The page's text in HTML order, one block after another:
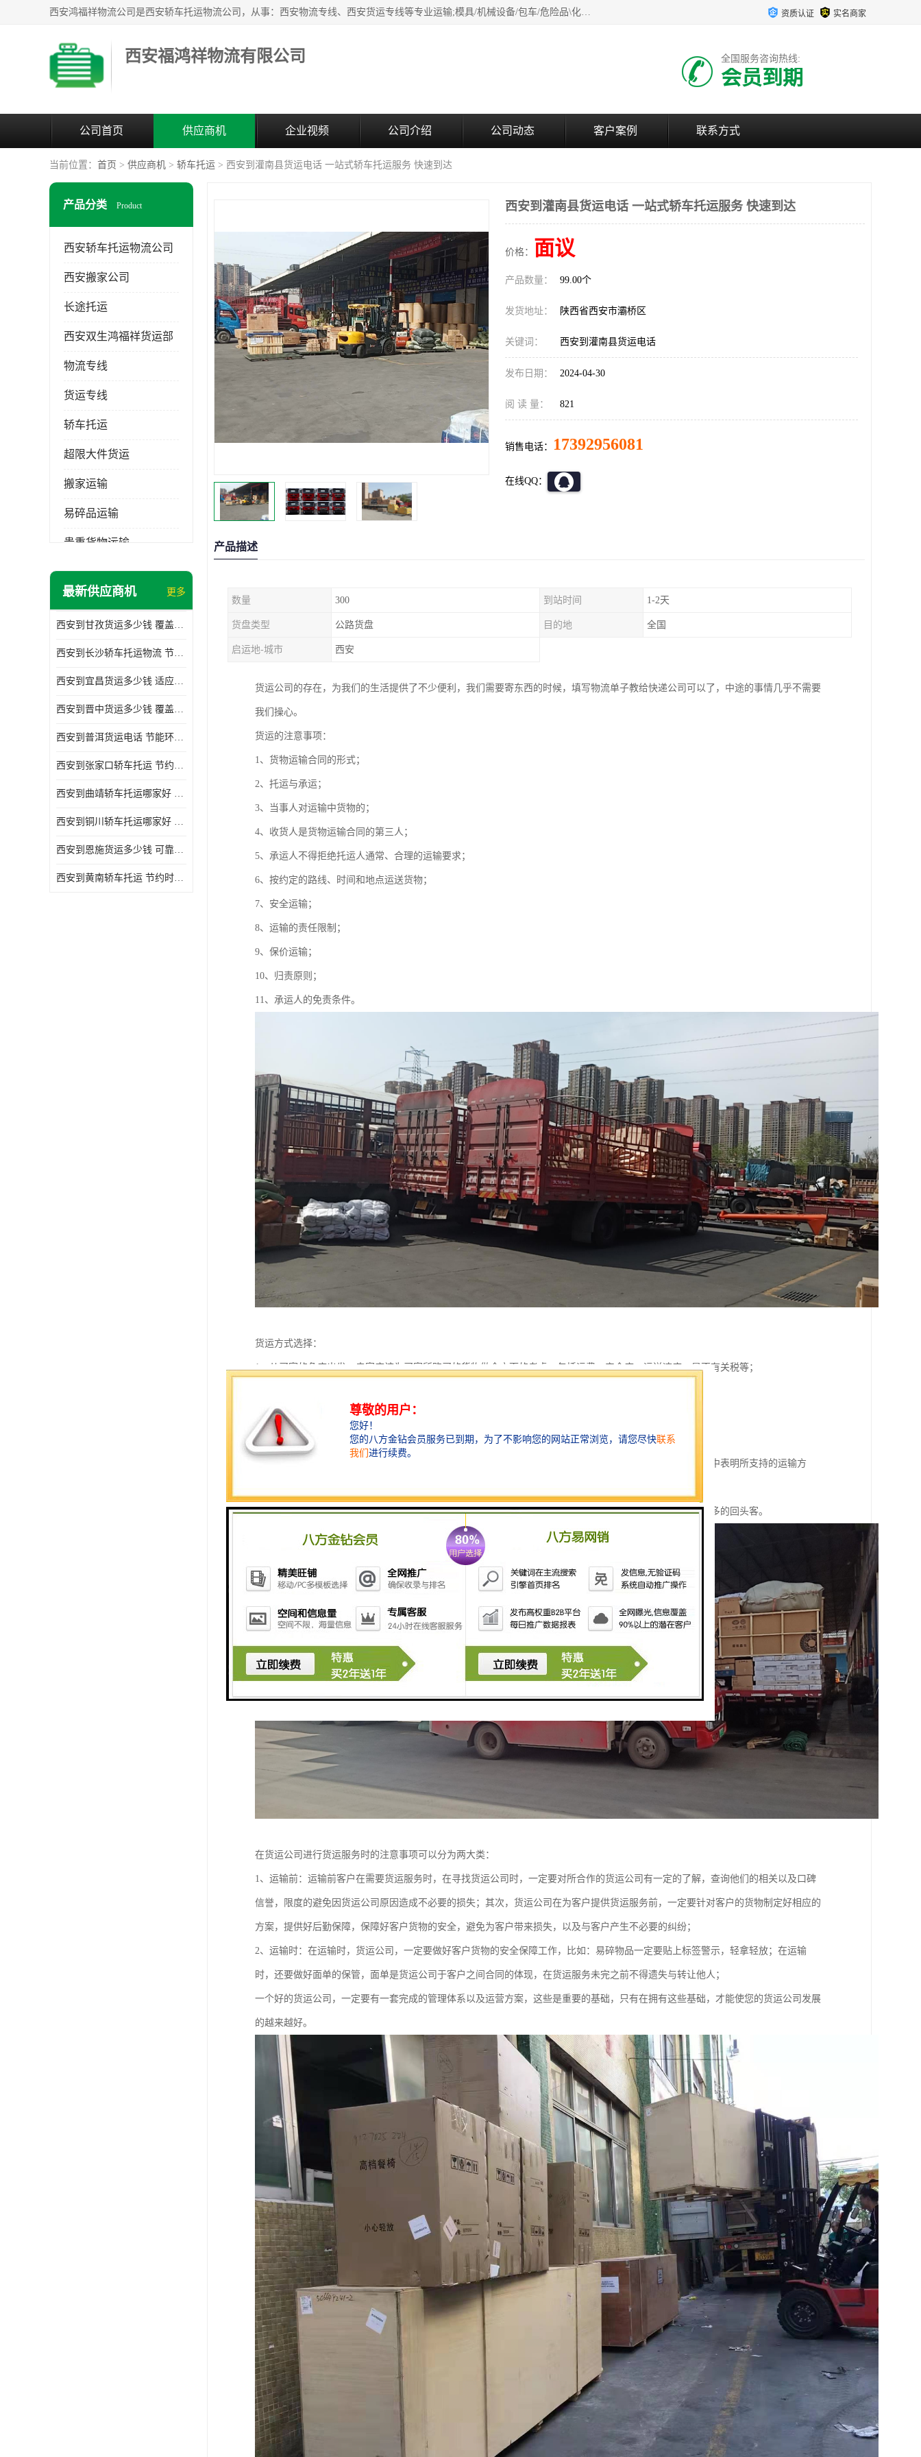
西安鸿福祥物流公司是西安轿车托运物流公司，从事：西安物流专线、西安货运专线等专业运输;模具/机械设备/包车/危险品\化工涂料/油漆机油\普通货物\食品\家具\贵重货物运输/易碎品运输/工艺品\行李\搬家运输等超限大件货物专业运输服务为一体。 资质认证 实名商家
西安福鸿祥物流有限公司 全国服务咨询热线:
会员到期
公司首页 供应商机 企业视频 公司介绍 公司动态 客户案例 联系方式
当前位置： 首页 > 供应商机 > 轿车托运 > 西安到灌南县货运电话 一站式轿车托运服务 快速到达
产品分类 Product
西安轿车托运物流公司
西安搬家公司
长途托运
西安双生鸿福祥货运部
物流专线
货运专线
轿车托运
超限大件货运
搬家运输
易碎品运输
贵重货物运输
普通货物
危险品运输
最新供应商机 更多
西安到甘孜货运多少钱 覆盖面广 降低运输成本
西安到长沙轿车托运物流 节约时间 为客户节省大量时间和能源
西安到宜昌货运多少钱 适应能力强 降低运输成本
西安到晋中货运多少钱 覆盖面广 一站式运输
西安到普洱货运电话 节能环保 灵活性高 持续性长
西安到张家口轿车托运 节约时间 随时查询车辆时实位置
西安到曲靖轿车托运哪家好 方便快捷 用户享受上门提送车辆
西安到铜川轿车托运哪家好 节约时间精力 在途运输一对一客服
西安到恩施货运多少钱 可靠性高 灵活性高 持续性长
西安到黄南轿车托运 节约时间 随时查询车辆时实位置
西安到灌南县货运电话 一站式轿车托运服务 快速到达
价格： 面议
产品数量： 99.00个
发货地址： 陕西省西安市灞桥区
关键词： 西安到灌南县货运电话
发布日期： 2024-04-30
阅 读 量： 821
销售电话： 17392956081
在线QQ：
产品描述
数量 300 到站时间 1-2天
货盘类型 公路货盘 目的地 全国
启运地-城市 西安
货运公司的存在，为我们的生活提供了不少便利，我们需要寄东西的时候，填写物流单子教给快递公司可以了，中途的事情几乎不需要
我们操心。
货运的注意事项：
1、货物运输合同的形式；
2、托运与承运；
3、当事人对运输中货物的；
4、收货人是货物运输合同的第三人；
5、承运人不得拒绝托运人通常、合理的运输要求；
6、按约定的路线、时间和地点运送货物；
7、安全运输；
8、运输的责任限制；
9、保价运输；
10、归责原则；
11、承运人的免责条件。
货运方式选择：
1、从买家的角度出发；卖家应该为买家所购买的货物做全方面的考虑，包括运费、安全度、运送速度、是否有关税等；
3、商品运输无需精美的外包装，重要点是安全快速的将售出的商品送达买家手中；
4、中国邮政提供的航空小包和EMS快递服务，为大多数中国跨国交易卖家采用的运输方式；
5、即使拥有再多的经验，也无法估计所有买家的情况，所以把选择权交给买家更为合适，只需要在物品描述中表明所支持的运输方
6、有的买家可能适合多种运送方式，您可以写出您常用的方式及折扣，为买家省去部分运费，也为您挣得更多的回头客。
在货运公司进行货运服务时的注意事项可以分为两大类：
1、运输前：运输前客户在需要货运服务时，在寻找货运公司时，一定要对所合作的货运公司有一定的了解，查询他们的相关以及口碑
信誉，限度的避免因货运公司原因造成不必要的损失；其次，货运公司在为客户提供货运服务前，一定要针对客户的货物制定好相应的
方案，提供好后勤保障，保障好客户货物的安全，避免为客户带来损失，以及与客户产生不必要的纠纷；
2、运输时：在运输时，货运公司，一定要做好客户货物的安全保障工作，比如：易碎物品一定要贴上标签警示，轻拿轻放；在运输
时，还要做好面单的保管，面单是货运公司于客户之间合同的体现，在货运服务未完之前不得遗失与转让他人；
一个好的货运公司，一定要有一套完成的管理体系以及运营方案，这些是重要的基础，只有在拥有这些基础，才能使您的货运公司发展
的越来越好。